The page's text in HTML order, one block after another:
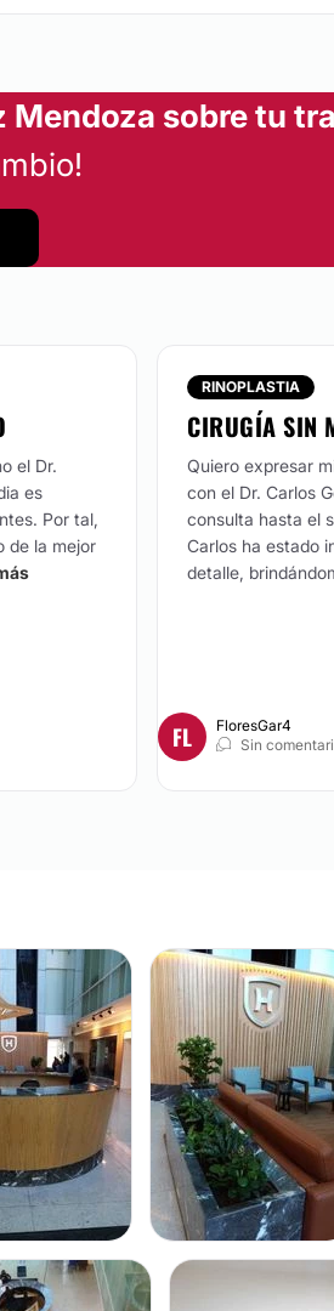
Mendoza sobre tu
el Dr.
es
Por tal,
de la mejor
RINOPLASTIA
CIRUGÍA SIN
Quiero expresar
con el Dr. Carlos
consulta hasta el
Carlos ha estado
detalle,
FL
FloresGar4
Sin